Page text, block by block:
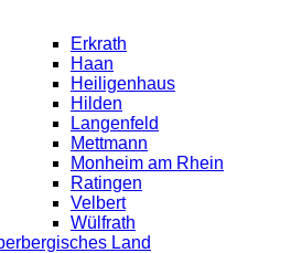
Erkrath
Haan
Heiligenhaus
Hilden
Langenfeld
Mettmann
Monheim am Rhein
Ratingen
Velbert
Wülfrath
Land